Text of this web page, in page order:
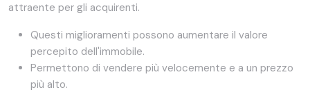
attraente per gli acquirenti.
Questi miglioramenti possono aumentare il valore
percepito dell'immobile.
Permettono di vendere più velocemente e a un prezzo
più alto.